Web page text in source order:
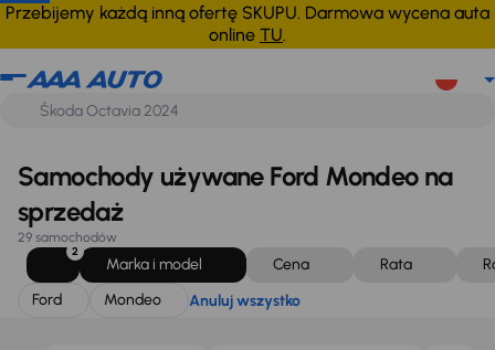
Przebijemy każdą inną ofertę SKUPU. Darmowa wycena auta
online TU.
Ford Mondeo Anuluj wszystko
Samochody używane Ford Mondeo na
sprzedaż
29 samochodów
2
Marka i model Cena Rata
Ford
Mondeo Anuluj wszystko